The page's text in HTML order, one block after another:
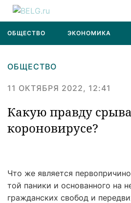
ОБЩЕСТВО ЭКОНОМИКА
ОБЩЕСТВО
11 ОКТЯБРЯ 2022, 12:41
Какую правду
короновирусе?
Что же является
той паники и основанного на
гражданских свобод и